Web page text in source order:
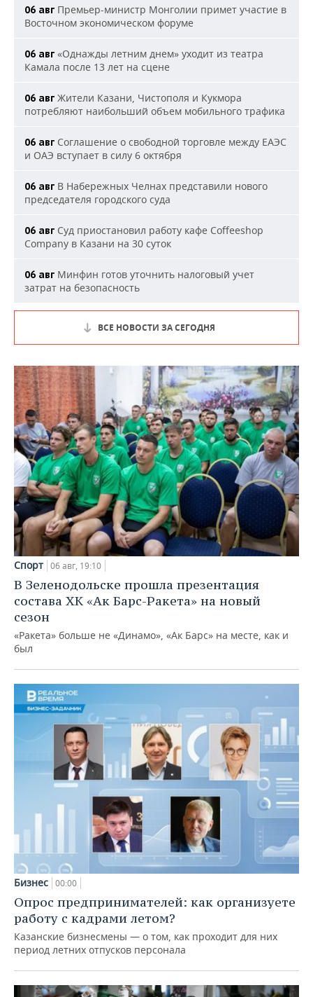
06 авг Премьер-министр Монголии примет участие в
Восточном экономическом форуме
06 авг «Однажды летним днем» уходит из театра
Камала после 13 лет на сцене
06 авг Жители Казани, Чистополя и Кукмора
потребляют наибольший объем мобильного трафика
06 авг Соглашение о свободной торговле между ЕАЭС
и ОАЭ вступает в силу 6 октября
06 авг В Набережных Челнах представили нового
председателя городского суда
06 авг Суд приостановил работу кафе Coffeeshop
Company в Казани на 30 суток
06 авг Минфин готов уточнить налоговый учет
затрат на безопасность
ВСЕ НОВОСТИ ЗА СЕГОДНЯ
Спорт 06 авг, 19:10
В Зеленодольске прошла презентация
состава ХК «Ак Барс-Ракета» на новый
сезон
«Ракета» больше не «Динамо», «Ак Барс» на месте, как и
был
Бизнес 00:00
Опрос предпринимателей: как организуете
работу с кадрами летом?
Казанские бизнесмены — о том, как проходит для них
период летних отпусков персонала